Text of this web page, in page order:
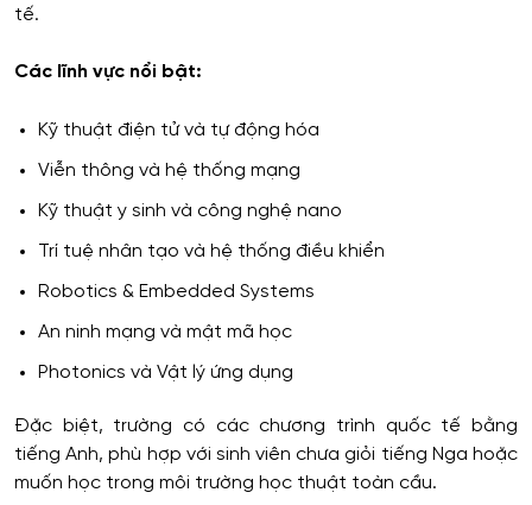
tế.
Các lĩnh vực nổi bật:
Kỹ thuật điện tử và tự động hóa
Viễn thông và hệ thống mạng
Kỹ thuật y sinh và công nghệ nano
Trí tuệ nhân tạo và hệ thống điều khiển
Robotics & Embedded Systems
An ninh mạng và mật mã học
Photonics và Vật lý ứng dụng
Đặc biệt, trường có các chương trình quốc tế bằng
tiếng Anh, phù hợp với sinh viên chưa giỏi tiếng Nga hoặc
muốn học trong môi trường học thuật toàn cầu.